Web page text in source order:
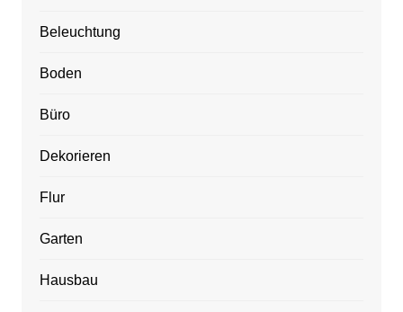
Beleuchtung
Boden
Büro
Dekorieren
Flur
Garten
Hausbau